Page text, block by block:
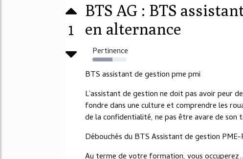
1
BTS AG : BTS
en alternance
Pertinence
59%
BTS assistant de gestion pme pmi
L'assistant de gestion ne doit pas avoir peur
fondre dans une culture et comprendre les
de la confidentialité, ne pas être avare de son
Débouchés du BTS Assistant de gestion PME-